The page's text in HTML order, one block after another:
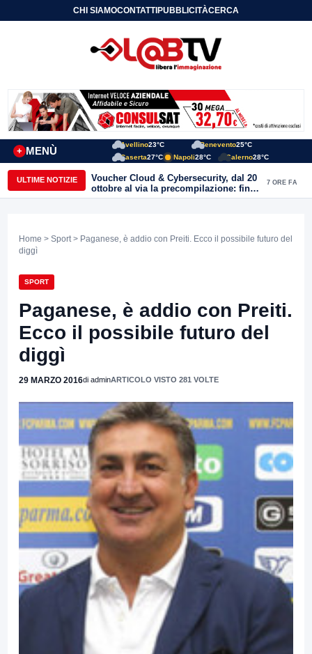
CHI SIAMOCONTATTIPUBBLICITÀCERCA
MENÙ
+
Avellino23°C Benevento25°C
Caserta27°C Napoli28°C Salerno28°C
ULTIME NOTIZIE
Voucher Cloud & Cybersecurity, dal 20
ottobre al via la precompilazione: fino
a 20mila euro a fondo perduto per
7 ORE FA
Home > Sport > Paganese, è addio con Preiti. Ecco il possibile futuro del
diggì
SPORT
Paganese, è addio con Preiti.
Ecco il possibile futuro del
diggì
29 MARZO 2016di adminARTICOLO VISTO 281 VOLTE